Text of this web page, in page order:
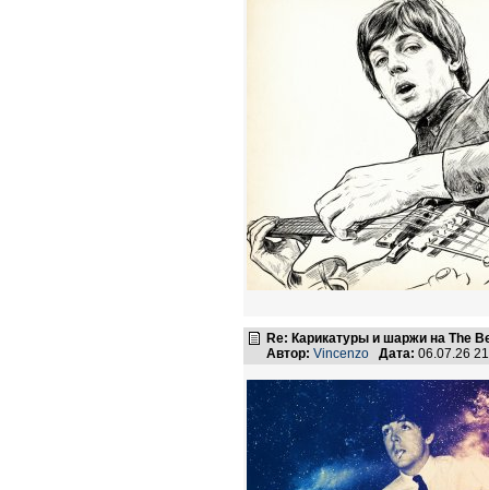
Re: Карикатуры и шаржи на The
Автор: Vincenzo Дата: 06.07.26